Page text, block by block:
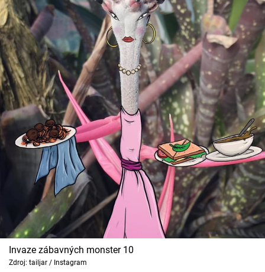
Invaze zábavných monster 10
Zdroj: tailjar / Instagram